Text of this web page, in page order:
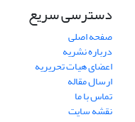
دسترسی سریع
صفحه اصلی
درباره نشریه
اعضای هیات تحریریه
ارسال مقاله
تماس با ما
نقشه سایت